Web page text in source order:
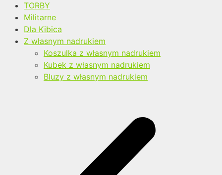
TORBY
Militarne
Dla Kibica
Z własnym nadrukiem
Koszulka z własnym nadrukiem
Kubek z własnym nadrukiem
Bluzy z własnym nadrukiem